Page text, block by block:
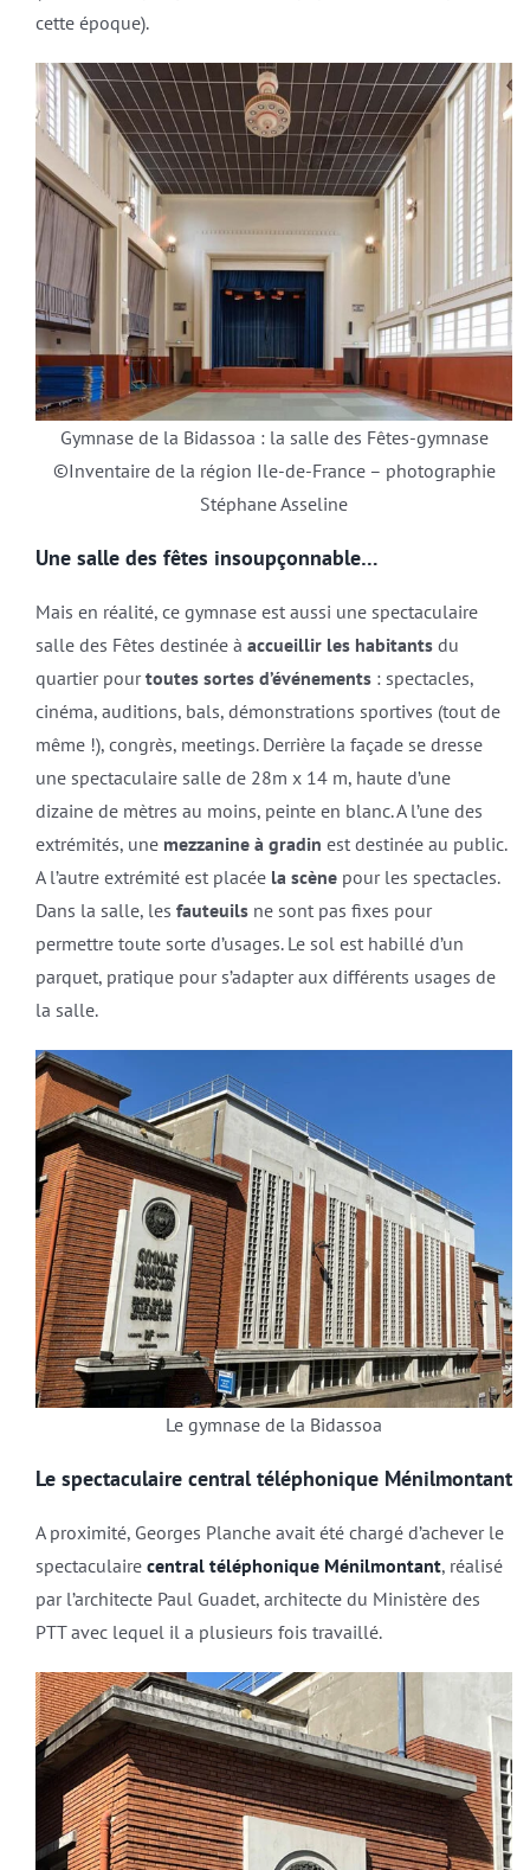
cette époque).
Gymnase de la Bidassoa : la salle des Fêtes-gymnase
©Inventaire de la région Ile-de-France – photographie
Stéphane Asseline
Une salle des fêtes insoupçonnable…
Mais en réalité, ce gymnase est aussi une spectaculaire
salle des Fêtes destinée à accueillir les habitantsdu
quartier pourtoutes sortes d’événements: spectacles,
cinéma, auditions, bals, démonstrations sportives (tout de
même !), congrès, meetings. Derrière la façade se dresse
une spectaculaire salle de 28m x 14 m, haute d’une
dizaine de mètres au moins, peinte en blanc. A l’une des
extrémités, une mezzanine à gradin est destinée au public.
A l’autre extrémité est placée la scènepour les spectacles.
Dans la salle, les fauteuilsne sont pas fixes pour
permettre toute sorte d’usages. Le sol est habillé d’un
parquet, pratique pour s’adapter aux différents usages de
la salle.
Le gymnase de la Bidassoa
Le spectaculaire central téléphonique Ménilmontant
A proximité, Georges Planche avait été chargé d’achever le
spectaculaire central téléphonique Ménilmontant, réalisé
par l’architecte Paul Guadet, architecte du Ministère des
PTT avec lequel il a plusieurs fois travaillé.